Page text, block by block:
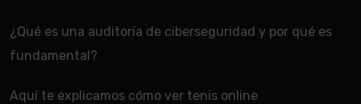
¿Qué es una auditoría de ciberseguridad y por qué es
fundamental?
Aquí te explicamos cómo ver tenis online